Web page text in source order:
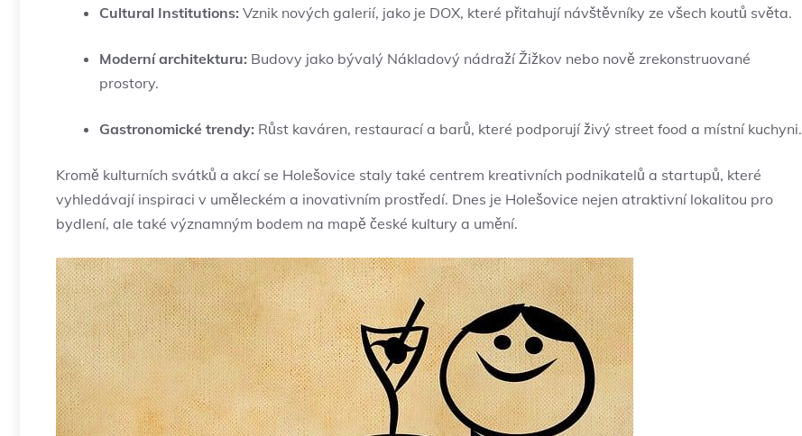
Cultural Institutions: Vznik nových galerií, jako je DOX, které přitahují návštěvníky ze všech koutů světa.
Moderní architekturu: Budovy jako bývalý Nákladový nádraží Žižkov nebo nově zrekonstruované
prostory.
Gastronomické trendy: Růst kaváren, restaurací a barů, které podporují živý street food a místní kuchyni.
Kromě kulturních svátků a akcí se Holešovice staly také centrem kreativních podnikatelů a startupů, které
vyhledávají inspiraci v uměleckém a inovativním prostředí. Dnes je Holešovice nejen atraktivní lokalitou pro
bydlení, ale také významným bodem na mapě české kultury a umění.